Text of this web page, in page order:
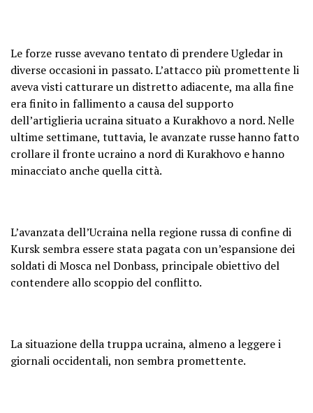
Le forze russe avevano tentato di prendere Ugledar in
diverse occasioni in passato. L’attacco più promettente li
aveva visti catturare un distretto adiacente, ma alla fine
era finito in fallimento a causa del supporto
dell’artiglieria ucraina situato a Kurakhovo a nord. Nelle
ultime settimane, tuttavia, le avanzate russe hanno fatto
crollare il fronte ucraino a nord di Kurakhovo e hanno
minacciato anche quella città.
L’avanzata dell’Ucraina nella regione russa di confine di
Kursk sembra essere stata pagata con un’espansione dei
soldati di Mosca nel Donbass, principale obiettivo del
contendere allo scoppio del conflitto.
La situazione della truppa ucraina, almeno a leggere i
giornali occidentali, non sembra promettente.